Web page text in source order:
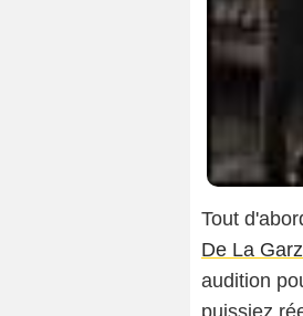
Tout
De La
audition